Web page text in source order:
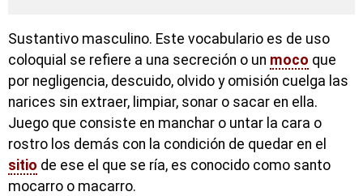
Sustantivo masculino. Este vocabulario es de uso
coloquial se refiere a una secreción o un moco que
por negligencia, descuido, olvido y omisión cuelga las
narices sin extraer, limpiar, sonar o sacar en ella.
Juego que consiste en manchar o untar la cara o
rostro los demás con la condición de quedar en el
sitio de ese el que se ría, es conocido como santo
mocarro o macarro.